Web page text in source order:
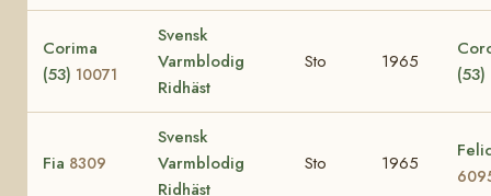
Corima
(53) 10071
Svensk
Varmblodig
Ridhäst
Sto 1965
(53)
Fia 8309
Svensk
Varmblodig
Ridhäst
Sto 1965